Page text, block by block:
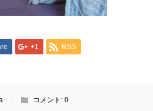
+1 RSS
コメント: 0